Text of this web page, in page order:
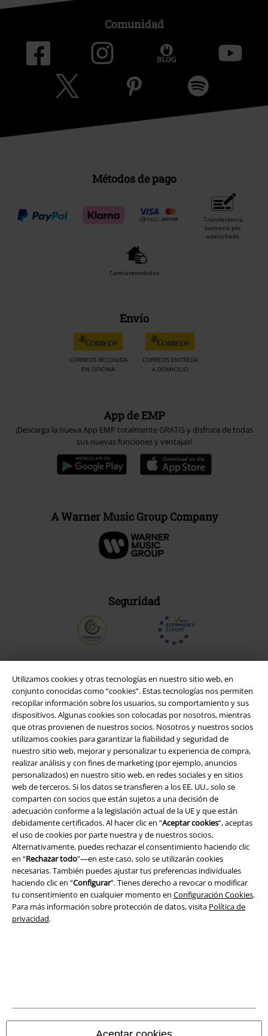
Utilizamos cookies y otras tecnologías en nuestro sitio web, en
conjunto conocidas como “cookies”. Estas tecnologías nos permiten
recopilar información sobre los usuarios, su comportamiento y sus
dispositivos. Algunas cookies son colocadas por nosotros, mientras
que otras provienen de nuestros socios. Nosotros y nuestros socios
utilizamos cookies para garantizar la fiabilidad y seguridad de
nuestro sitio web, mejorar y personalizar tu experiencia de compra,
realizar análisis y con fines de marketing (por ejemplo, anuncios
personalizados) en nuestro sitio web, en redes sociales y en sitios
web de terceros. Si los datos se transfieren a los EE. UU., solo se
comparten con socios que están sujetos a una decisión de
adecuación conforme a la legislación actual de la UE y que están
debidamente certificados. Al hacer clic en “Aceptar cookies”, aceptas
el uso de cookies por parte nuestra y de nuestros socios.
Alternativamente, puedes rechazar el consentimiento haciendo clic
en “Rechazar todo”—en este caso, solo se utilizarán cookies
necesarias. También puedes ajustar tus preferencias individuales
haciendo clic en “Configurar”. Tienes derecho a revocar o modificar
tu consentimiento en cualquier momento en Configuración Cookies.
Para más información sobre protección de datos, visita Política de
privacidad.
Comunidad
Métodos de pago
Transferencia
bancaria por
adelantado
Contrareembolso
Envío
CORREOS RECOGIDA
EN OFICINA
CORREOS ENTREGA
A DOMICILIO
App de EMP
¡Descarga la nueva App EMP totalmente GRATIS y disfruta de todas
sus nuevas funciones y ventajas!
A Warner Music Group Company
Seguridad
Legal
Términos y Condiciones
Aviso Legal
Ley protección de datos
Eliminación de residuos y protección del medioambiente
Declaración de Conformidad
© 1986-2026 E.M.P. Merchandising HGmbH